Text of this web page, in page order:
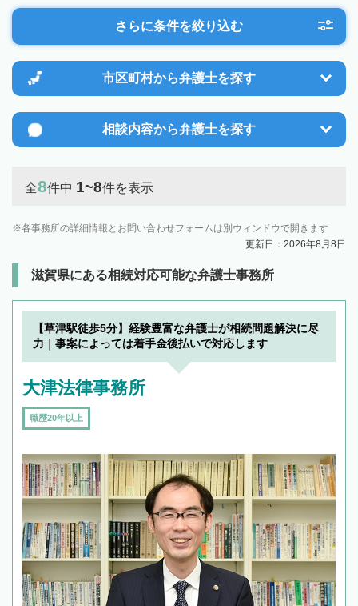
さらに条件を絞り込む
市区町村から弁護士を探す
相談内容から弁護士を探す
全8件中 1~8件を表示
各事務所の詳細情報とお問い合わせフォームは別ウィンドウで開きます
更新日：2026年8月8日
滋賀県にある相続対応可能な弁護士事務所
【草津駅徒歩5分】経験豊富な弁護士が相続問題解決に尽
力｜事案によっては着手金後払いで対応します
大津法律事務所
職歴20年以上